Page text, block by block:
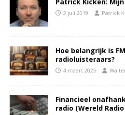
2 juli 2019 Patrick
Hoe belangrijk is
radioluisteraars?
4 maart 2025
Financieel
radio (Wereld